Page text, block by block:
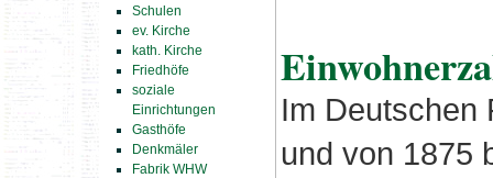
Schulen
ev. Kirche
kath. Kirche
Friedhöfe
soziale
Einrichtungen
Gasthöfe
Denkmäler
Fabrik WHW
Im Deutschen
und von 1875